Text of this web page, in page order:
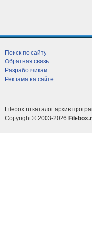
Поиск по сайту
Обратная связь
Разработчикам
Реклама на сайте
Filebox.ru каталог архив
Copyright © 2003-2026